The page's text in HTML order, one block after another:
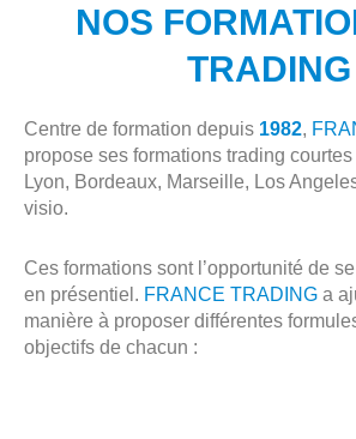
NOS
TRADING
Centre de formation depuis 1982,
propose ses formations trading
Lyon, Bordeaux, Marseille, Los
visio.
Ces formations sont l’opportunité de
en présentiel. FRANCE TRADING a
manière à proposer différentes
objectifs de chacun :